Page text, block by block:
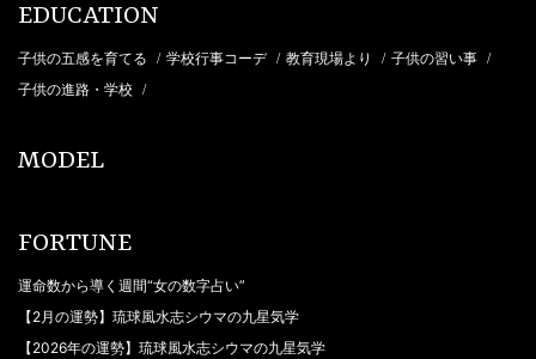
EDUCATION
子供の五感を育てる / 学校行事コーデ / 教育現場より / 子供の習い事 /
子供の進路・学校 /
MODEL
FORTUNE
運命数から導く週間“女の数字占い”
【2月の運勢】琉球風水志シウマの九星気学
【2026年の運勢】琉球風水志シウマの九星気学